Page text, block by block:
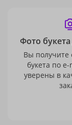
Фото
Вы получите
букета по
уверены в